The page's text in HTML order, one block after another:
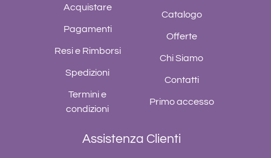
Acquistare
Pagamenti
Resi e Rimborsi
Spedizioni
Termini e
condizioni
Catalogo
Offerte
Chi Siamo
Contatti
Primo accesso
Assistenza Clienti